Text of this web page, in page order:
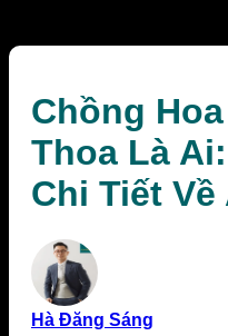
Chồng
Thoa Là
Chi Tiết Về
Hà Đăng Sáng